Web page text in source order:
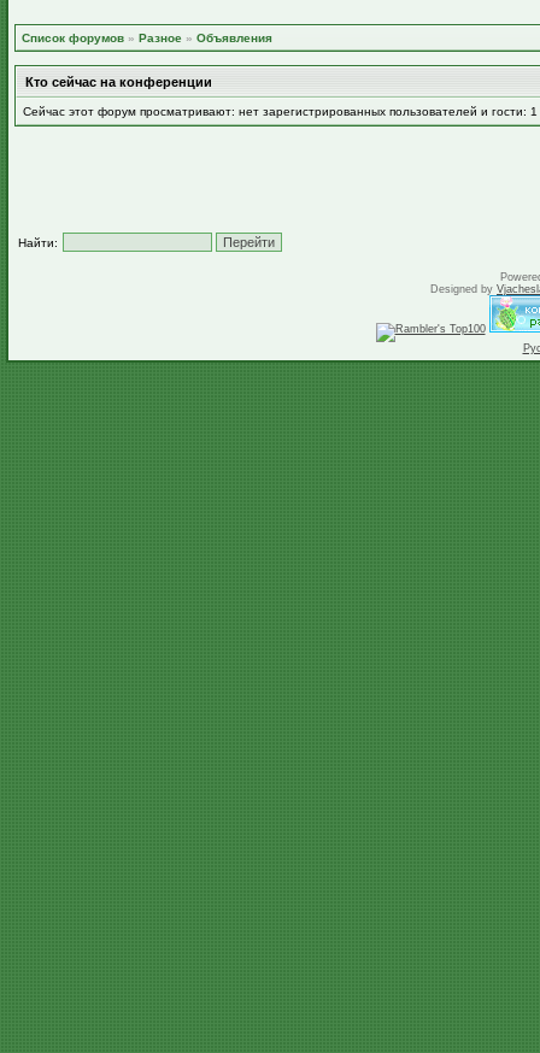
Список форумов » Разное » Объявления
Кто сейчас на конференции
Сейчас этот форум просматривают: нет зарегистрированных пользователей и гости: 1
Найти:
Designed by